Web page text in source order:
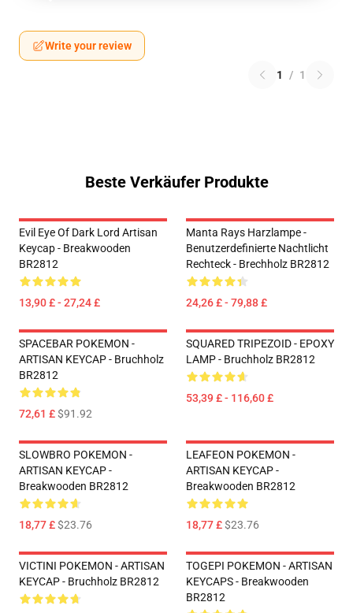
Write your review
1 / 1
Beste Verkäufer Produkte
Evil Eye Of Dark Lord Artisan
Keycap - Breakwooden
BR2812
13,90 £ - 27,24 £
Manta Rays Harzlampe -
Benutzerdefinierte Nachtlicht
Rechteck - Brechholz BR2812
24,26 £ - 79,88 £
SPACEBAR POKEMON -
ARTISAN KEYCAP - Bruchholz
BR2812
72,61 £$91.92
SQUARED TRIPEZOID - EPOXY
LAMP - Bruchholz BR2812
53,39 £ - 116,60 £
SLOWBRO POKEMON -
ARTISAN KEYCAP -
Breakwooden BR2812
18,77 £$23.76
LEAFEON POKEMON -
ARTISAN KEYCAP -
Breakwooden BR2812
18,77 £$23.76
VICTINI POKEMON - ARTISAN
KEYCAP - Bruchholz BR2812
TOGEPI POKEMON - ARTISAN
KEYCAPS - Breakwooden
BR2812